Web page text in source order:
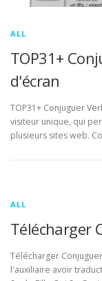
ALL
TOP31+
d'écran
TOP31+ Conjuguer
visiteur unique, qui
plusieurs sites web.
ALL
Télécharger
Télécharger
l'auxiliaire avoir